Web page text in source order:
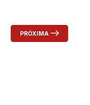
PRÓXIMA